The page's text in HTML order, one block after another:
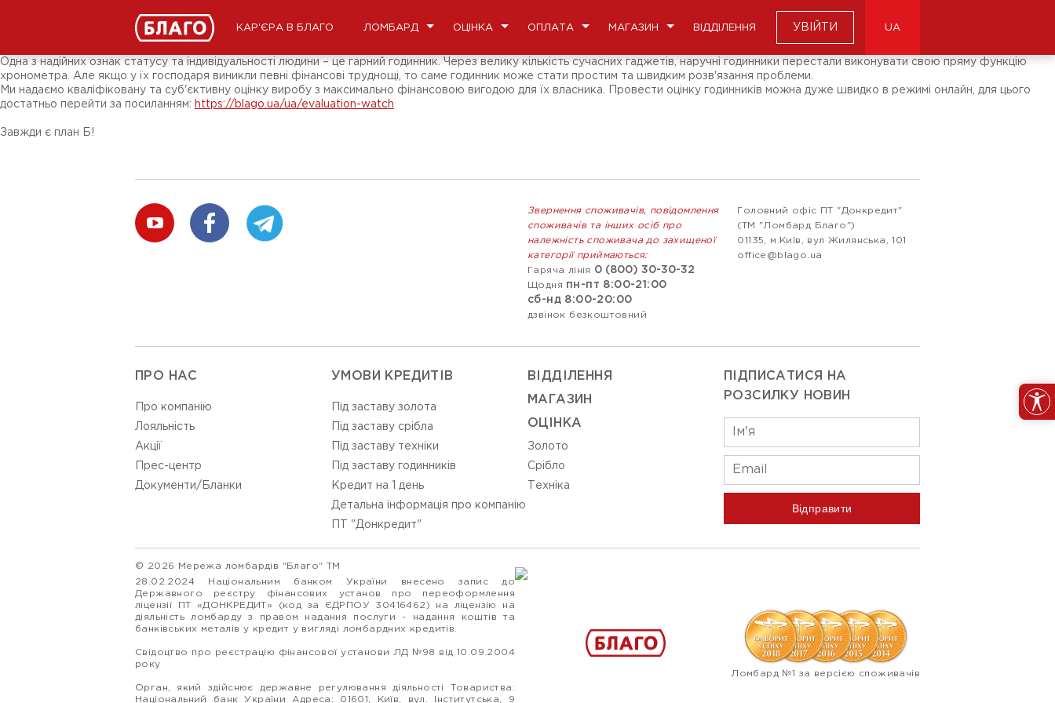
КАР'ЄРА В БЛАГО ЛОМБАРД ОЦІНКА ОПЛАТА МАГАЗИН ВІДДІЛЕННЯ УВІЙТИ UA
Підписники соц-мереж
Одна з надійних ознак статусу та індивідуальності людини – це гарний годинник. Через велику кількість сучасних гаджетів, наручні годинники перестали виконувати свою пряму функцію
хронометра. Але якщо у їх господаря виникли певні фінансові труднощі, то саме годинник може стати простим та швидким розв'язання проблеми.
Ми надаємо кваліфіковану та суб'єктивну оцінку виробу з максимально фінансовою вигодою для їх власника. Провести оцінку годинників можна дуже швидко в режимі онлайн, для цього
достатньо перейти за посиланням: https://blago.ua/ua/evaluation-watch
Завжди є план Б!
Звернення споживачів, повідомлення
споживачів та інших осіб про
належність споживача до захищеної
категорії приймаються:
Гаряча лінія
0 (800) 30-30-32
Щодня пн-пт 8:00-21:00
сб-нд 8:00-20:00
дзвінок безкоштовний
Головний офіс ПТ "Донкредит"
(ТМ "Ломбард Благо")
01135, м.Київ, вул Жилянська, 101
office@blago.ua
ПРО НАС
Про компанію
Лояльність
Акції
Прес-центр
Документи/Бланки
УМОВИ КРЕДИТІВ
Під заставу золота
Під заставу срібла
Під заставу техніки
Під заставу годинників
Кредит на 1 день
Детальна інформація про компанію
ПТ "Донкредит"
ВIДДIЛЕННЯ
МАГАЗИН
ОЦIНКА
Золото
Срiбло
Технiка
ПІДПИСАТИСЯ НА
РОЗСИЛКУ НОВИН
Відправити
© 2026 Мережа ломбардів "Благо" ТМ
28.02.2024 Національним банком України внесено запис до
Державного реєстру фінансових установ про переоформлення
ліцензії ПТ «ДОНКРЕДИТ» (код за ЄДРПОУ 30416462) на ліцензію на
діяльність ломбарду з правом надання послуги - надання коштів та
банківських металів у кредит у вигляді ломбардних кредитів.
Свідоцтво про реєстрацію фінансової установи ЛД №98 від 10.09.2004
року
Орган, який здійснює державне регулювання діяльності Товариства:
Національний банк України Адреса: 01601, Київ, вул. Інститутська, 9
Ломбард №1 за версією споживачів